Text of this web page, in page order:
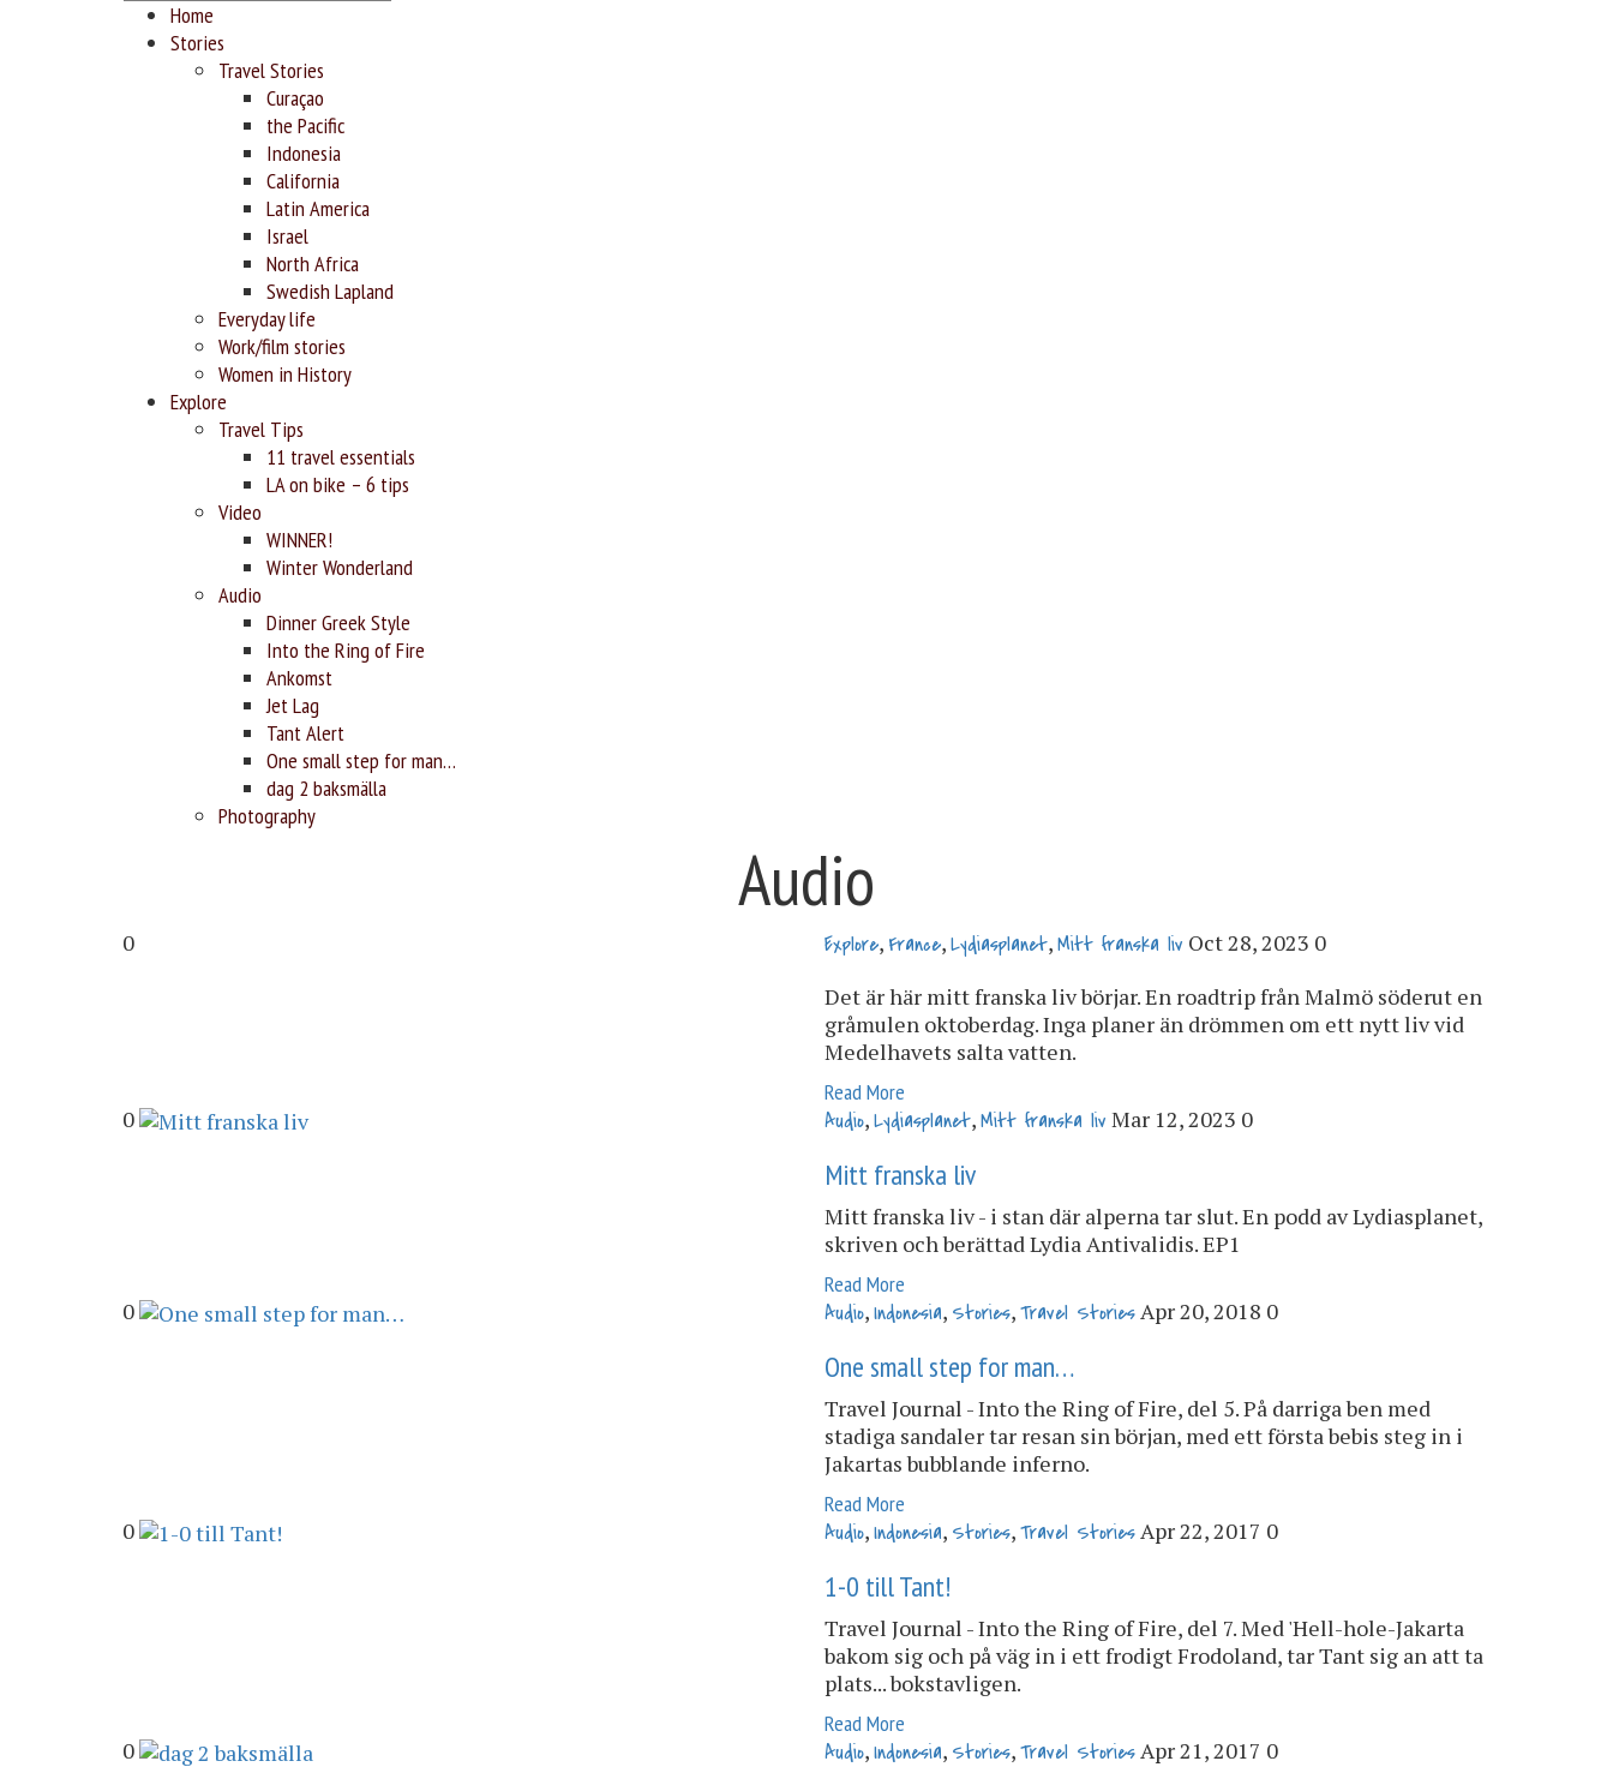
Home
Stories
Travel Stories
Curaçao
the Pacific
Indonesia
California
Latin America
Israel
North Africa
Swedish Lapland
Everyday life
Work/film stories
Women in History
Explore
Travel Tips
11 travel essentials
LA on bike – 6 tips
Video
WINNER!
Winter Wonderland
Audio
Dinner Greek Style
Into the Ring of Fire
Ankomst
Jet Lag
Tant Alert
One small step for man…
dag 2 baksmälla
Photography
Audio
0 Explore, France,Lydiasplanet,Mitt franska liv Oct 28, 2023 0
Det är här mitt franska liv börjar. En roadtrip från Malmö söderut en
gråmulen oktoberdag. Inga planer än drömmen om ett nytt liv vid
Medelhavets salta vatten.
Read More
0 Audio,Lydiasplanet,Mitt franska liv Mar 12, 2023 0
Mitt franska liv
Mitt franska liv - i stan där alperna tar slut. En podd av Lydiasplanet,
skriven och berättad Lydia Antivalidis. EP1
Read More
0 Audio,Indonesia, Stories,Travel StoriesApr 20, 2018 0
One small step for man…
Travel Journal - Into the Ring of Fire, del 5. På darriga ben med
stadiga sandaler tar resan sin början, med ett första bebis steg in i
Jakartas bubblande inferno.
Read More
0 Audio,Indonesia, Stories,Travel StoriesApr 22, 2017 0
1-0 till Tant!
Travel Journal - Into the Ring of Fire, del 7. Med 'Hell-hole-Jakarta
bakom sig och på väg in i ett frodigt Frodoland, tar Tant sig an att ta
plats... bokstavligen.
Read More
0 Audio,Indonesia, Stories,Travel StoriesApr 21, 2017 0